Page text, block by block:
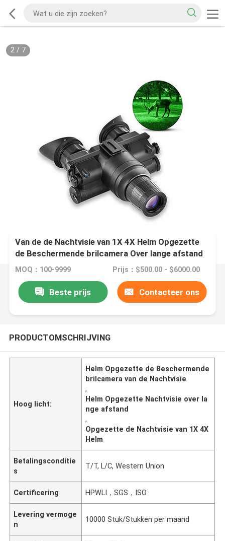
2/ 7
Van de de Nachtvisie van 1X 4X Helm Opgezette
de Beschermende brilcamera Over lange afstand
MOQ：100-9999 Prijs：$500.00 - $6000.00
Beste prijs Contacteer ons
PRODUCTOMSCHRIJVING
Hoog licht:
Helm Opgezette de Beschermende
brilcamera van de Nachtvisie
,
Helm Opgezette Nachtvisie over la
nge afstand
,
Opgezette de Nachtvisie van 1X 4X
Helm
Betalingsconditie
s
T/T, L/C, Western Union
Certificering HPWLI，SGS，ISO
Levering vermoge
n
10000 Stuk/Stukken per maand